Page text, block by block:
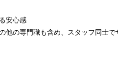
安心感
他の専門職も含め、スタッフ同士で